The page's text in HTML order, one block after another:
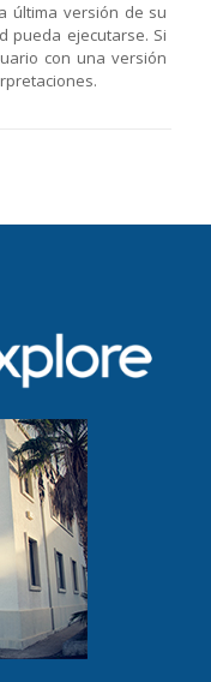
última versión de su
pueda ejecutarse. Si
con una versión